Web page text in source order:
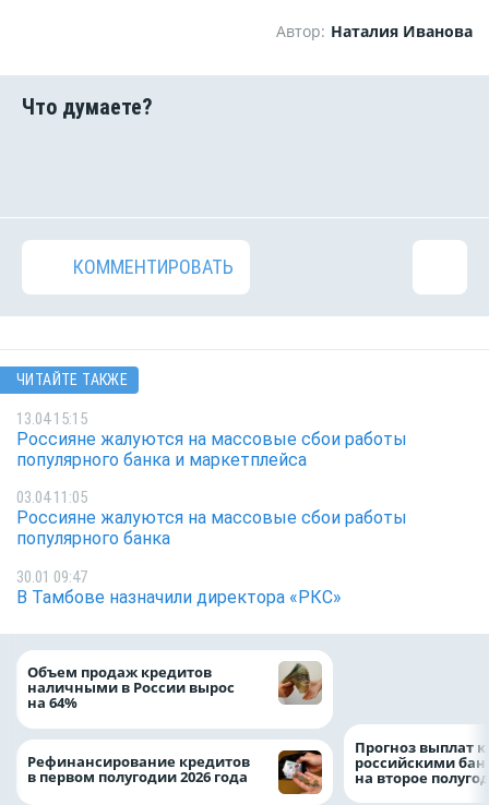
Автор: Наталия Иванова
КОММЕНТИРОВАТЬ
ЧИТАЙТЕ ТАКЖЕ
13.04 15:15
Россияне жалуются на массовые сбои работы
популярного банка и маркетплейса
03.04 11:05
Россияне жалуются на массовые сбои работы
популярного банка
30.01 09:47
В Тамбове назначили директора «РКС»
Объем продаж кредитов
наличными в России вырос
на 64%
Рефинансирование кредитов
в первом полугодии 2026 года
Прогноз выплат
российскими
на второе